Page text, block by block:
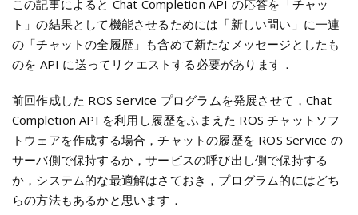
この記事によると Chat Completion API の応答を「チャッ
ト」の結果として機能させるためには「新しい問い」に一連
の「チャットの全履歴」も含めて新たなメッセージとしたも
のを API に送ってリクエストする必要があります．
前回作成した ROS Service プログラムを発展させて，Chat
Completion API を利用し履歴をふまえた ROS チャットソフ
トウェアを作成する場合，チャットの履歴を ROS Service の
サーバ側で保持するか，サービスの呼び出し側で保持する
か，システム的な最適解はさておき，プログラム的にはどち
らの方法もあるかと思います．